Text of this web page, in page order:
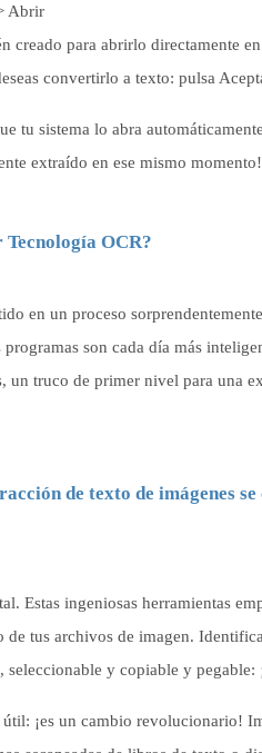
Abrir
creado para abrirlo directamente
convertirlo a texto: pulsa
tu sistema lo abra
extraído en ese mismo momento!
OCR?
en un proceso
son cada día más
truco de primer nivel para una
de texto de imágenes
Estas ingeniosas herramientas
tus archivos de imagen.
y copiable y pegable:
¡es un cambio revolucionario!